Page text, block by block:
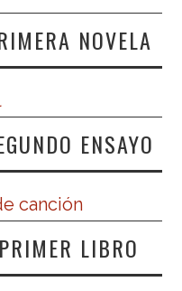
NOVELA
ENSAYO
LIBRO